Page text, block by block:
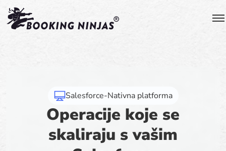
Salesforce-Nativna platforma
Operacije koje se
skaliraju s vašim